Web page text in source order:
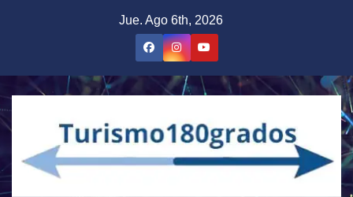
Jue. Ago 6th, 2026